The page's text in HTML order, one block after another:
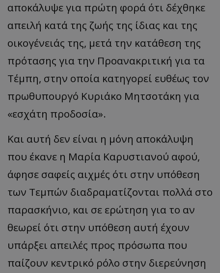
αποκάλυψε για πρώτη φορά ότι δέχθηκε
απειλή κατά της ζωής της ίδιας και της
οικογένειάς της, μετά την κατάθεση της
πρότασης για την Προανακριτική για τα
Τέμπη, στην οποία κατηγορεί ευθέως τον
πρωθυπουργό Κυριάκο Μητσοτάκη για
«εσχάτη προδοσία».
Και αυτή δεν είναι η μόνη αποκάλυψη
που έκανε η Μαρία Καρυστιανού αφού,
άφησε σαφείς αιχμές ότι στην υπόθεση
των Τεμπών διαδραματίζονται πολλά στο
παρασκήνιο, και σε ερώτηση για το αν
θεωρεί ότι στην υπόθεση αυτή έχουν
υπάρξει απειλές προς πρόσωπα που
παίζουν κεντρικό ρόλο στην διερεύνηση